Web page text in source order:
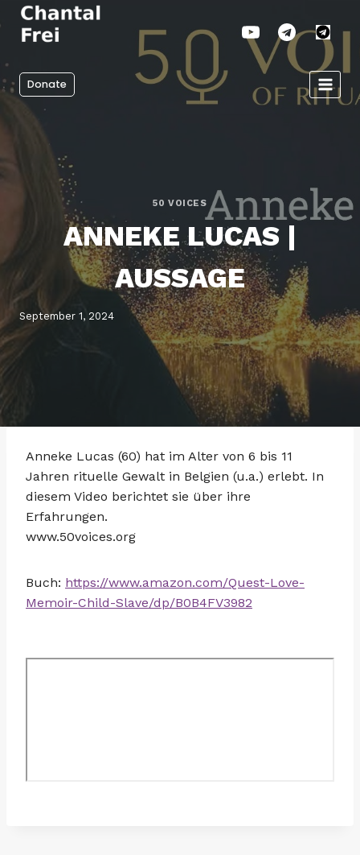
Zum
Inhalt
Donate
50 VOICES
ANNEKE LUCAS |
AUSSAGE
September 1, 2024
Anneke Lucas (60) hat im Alter von 6 bis 11
Jahren rituelle Gewalt in Belgien (u.a.) erlebt. In
diesem Video berichtet sie über ihre
Erfahrungen.
www.50voices.org
Buch: https://www.amazon.com/Quest-Love-
Memoir-Child-Slave/dp/B0B4FV3982